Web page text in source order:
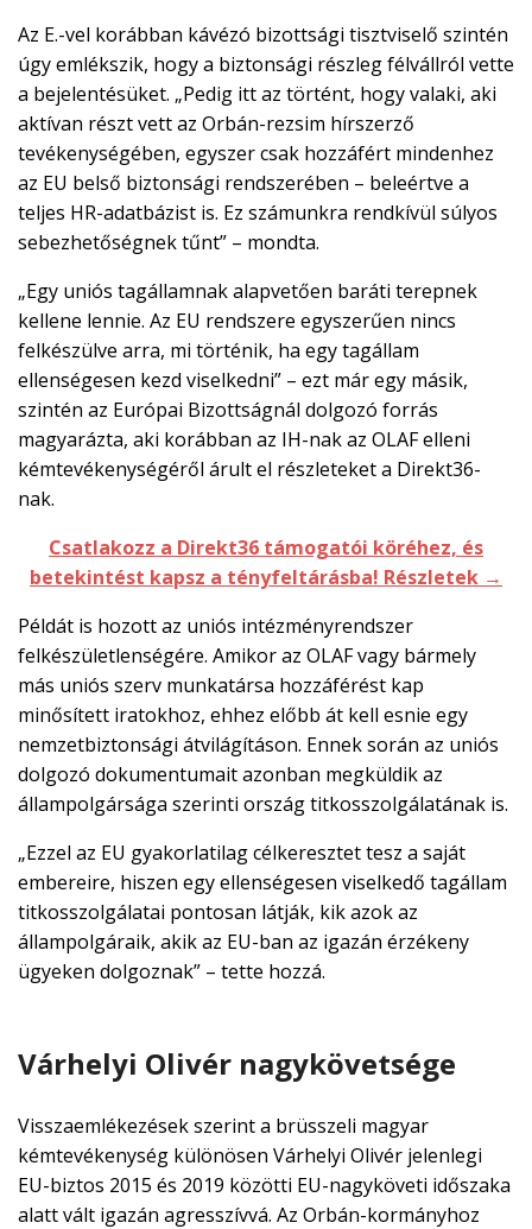
Az E.-vel korábban kávézó bizottsági tisztviselő szintén
úgy emlékszik, hogy a biztonsági részleg félvállról vette
a bejelentésüket. „Pedig itt az történt, hogy valaki, aki
aktívan részt vett az Orbán-rezsim hírszerző
tevékenységében, egyszer csak hozzáfért mindenhez
az EU belső biztonsági rendszerében – beleértve a
teljes HR-adatbázist is. Ez számunkra rendkívül súlyos
sebezhetőségnek tűnt” – mondta.
„Egy uniós tagállamnak alapvetően baráti terepnek
kellene lennie. Az EU rendszere egyszerűen nincs
felkészülve arra, mi történik, ha egy tagállam
ellenségesen kezd viselkedni” – ezt már egy másik,
szintén az Európai Bizottságnál dolgozó forrás
magyarázta, aki korábban az IH-nak az OLAF elleni
kémtevékenységéről árult el részleteket a Direkt36-
nak.
Csatlakozz a Direkt36 támogatói köréhez, és
betekintést kapsz a tényfeltárásba! Részletek →
Példát is hozott az uniós intézményrendszer
felkészületlenségére. Amikor az OLAF vagy bármely
más uniós szerv munkatársa hozzáférést kap
minősített iratokhoz, ehhez előbb át kell esnie egy
nemzetbiztonsági átvilágításon. Ennek során az uniós
dolgozó dokumentumait azonban megküldik az
állampolgársága szerinti ország titkosszolgálatának is.
„Ezzel az EU gyakorlatilag célkeresztet tesz a saját
embereire, hiszen egy ellenségesen viselkedő tagállam
titkosszolgálatai pontosan látják, kik azok az
állampolgáraik, akik az EU-ban az igazán érzékeny
ügyeken dolgoznak” – tette hozzá.
Várhelyi Olivér nagykövetsége
Visszaemlékezések szerint a brüsszeli magyar
kémtevékenység különösen Várhelyi Olivér jelenlegi
EU-biztos 2015 és 2019 közötti EU-nagyköveti időszaka
alatt vált igazán agresszívvá. Az Orbán-kormányhoz